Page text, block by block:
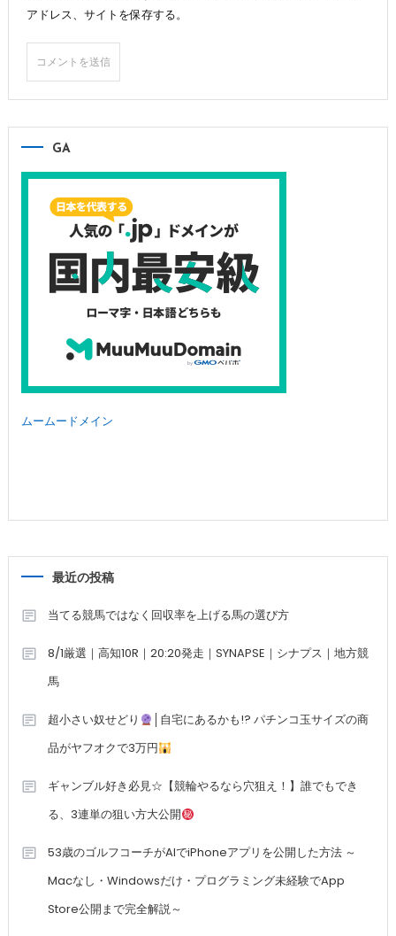
アドレス、サイトを保存する。
GA
ムームードメイン
最近の投稿
当てる競馬ではなく回収率を上げる馬の選び方
8/1厳選｜高知10R｜20:20発走｜SYNAPSE｜シナプス｜地方競
馬
超小さい奴せどり
│自宅にあるかも!? パチンコ玉サイズの商
品がヤフオクで3万円
ギャンブル好き必見☆【競輪やるなら穴狙え！】誰でもでき
る、3連単の狙い方大公開
53歳のゴルフコーチがAIでiPhoneアプリを公開した方法 ～
Macなし・Windowsだけ・プログラミング未経験でApp
Store公開まで完全解説～